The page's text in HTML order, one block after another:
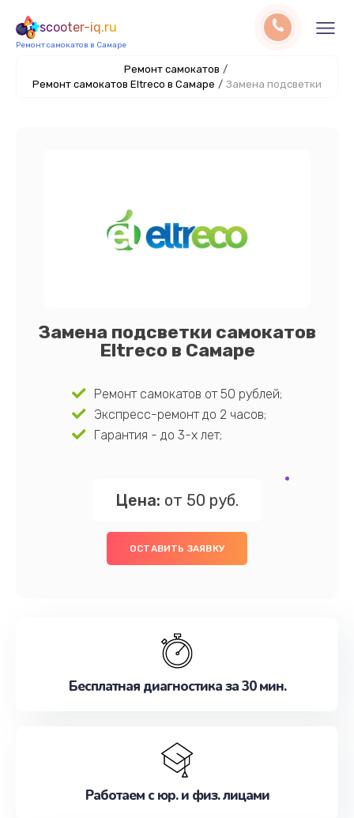
scooter-iq.ru
Ремонт самокатов в Самаре
Ремонт самокатов /
Ремонт самокатов Eltreco в Самаре / Замена подсветки
Замена подсветки самокатов
Eltreco в Самаре
Ремонт самокатов от 50 рублей;
Экспресс-ремонт до 2 часов;
Гарантия - до 3-х лет;
Цена: от 50 руб.
ОСТАВИТЬ ЗАЯВКУ
Бесплатная диагностика за 30 мин.
Работаем с юр. и физ. лицами